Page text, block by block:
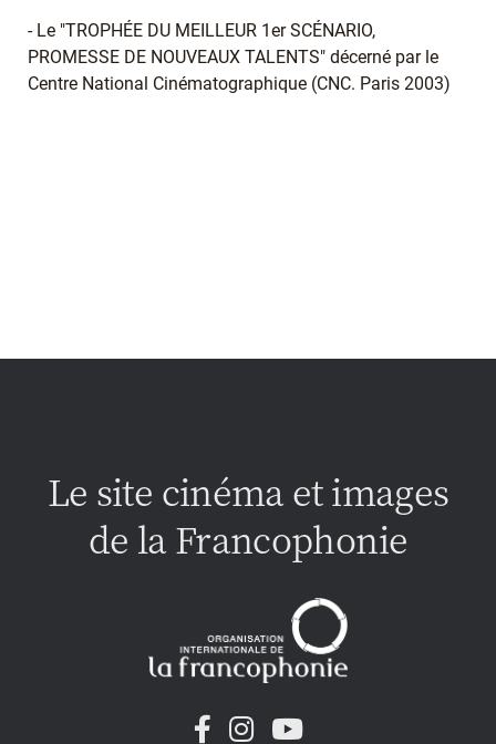
- Le "TROPHÉE DU MEILLEUR 1er SCÉNARIO,
PROMESSE DE NOUVEAUX TALENTS" décerné par le
Centre National Cinématographique (CNC. Paris 2003)
Le site cinéma et images
de la Francophonie